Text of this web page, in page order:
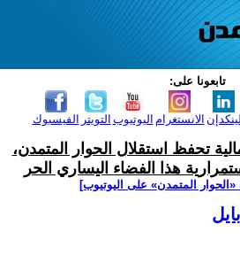
تابعونا على:
الفيسبوك التويتر اليوتيوب الانستغرام لينكدإن
تحفظ استقلال الحوار المتمدن،
هذا الفضاء اليساري الحر
المتمدن» على اليوتيوب]